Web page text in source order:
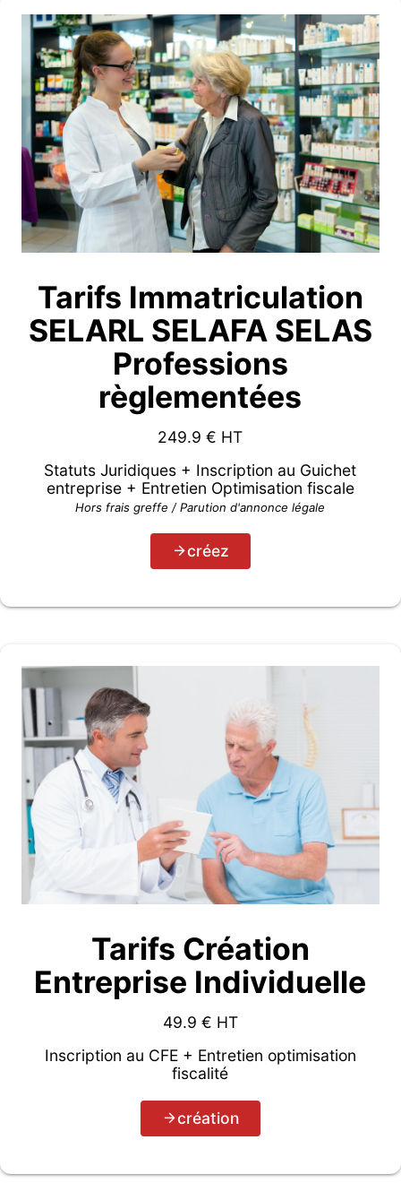
Tarifs Immatriculation
SELARL SELAFA SELAS
Professions
règlementées
249.9 € HT
Statuts Juridiques + Inscription au Guichet
entreprise + Entretien Optimisation fiscale
Hors frais greffe / Parution d'annonce légale
créez
Tarifs Création
Entreprise Individuelle
49.9 € HT
Inscription au CFE + Entretien optimisation
fiscalité
création